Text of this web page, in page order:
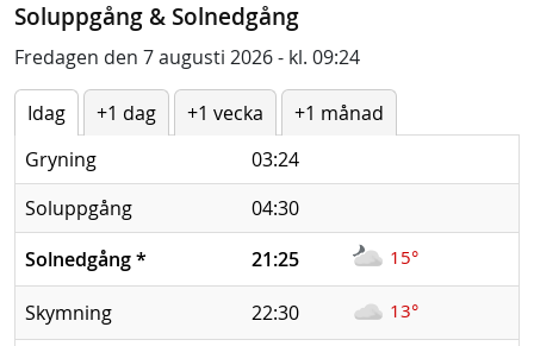
Soluppgång & Solnedgång
Fredagen den 7 augusti 2026 - kl. 09:24
Idag +1 dag +1 vecka
+1 månad
Gryning
03:24
Soluppgång
04:30
Solnedgång* 21:25 15°
Skymning 22:30 13°